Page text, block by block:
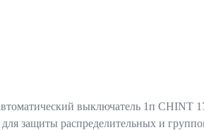
выключатель 1п CHINT
для защиты распределительных и